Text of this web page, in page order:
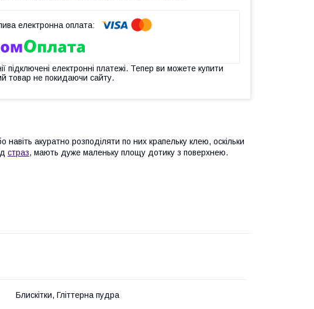
підключені електронні платежі. Тепер ви можете купити
товар не покидаючи сайту.
акуратно розподіляти по них крапельку клею, оскільки
страз, мають дуже маленьку площу дотику з поверхнею.
Блискітки, Гліттерна пудра